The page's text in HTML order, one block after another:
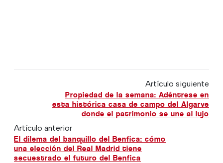
Artículo siguiente
Propiedad de la semana: Adéntrese en
esta histórica casa de campo del Algarve
donde el patrimonio se une al lujo
Artículo anterior
El dilema del banquillo del Benfica: cómo
una elección del Real Madrid tiene
secuestrado el futuro del Benfica